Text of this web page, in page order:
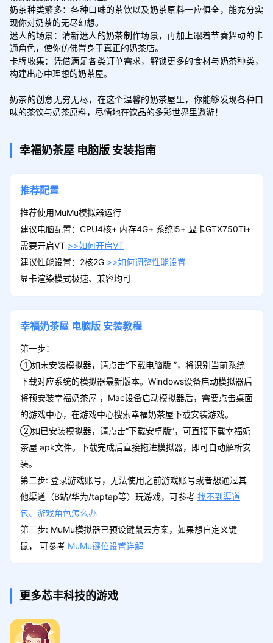
奶茶种类繁多：各种口味的茶饮以及奶茶原料一应俱全，能充分实
现你对奶茶的无尽幻想。
迷人的场景：清新迷人的奶茶制作场景，再加上跟着节奏舞动的卡
通角色，使你仿佛置身于真正的奶茶店。
卡牌收集：凭借满足各类订单需求，解锁更多的食材与奶茶种类，
构建出心中理想的奶茶屋。
奶茶的创意无穷无尽，在这个温馨的奶茶屋里，你能够发现各种口
味的茶饮与奶茶原料，尽情地在饮品的多彩世界里遨游！
幸福奶茶屋 电脑版 安装指南
推荐配置
推荐使用MuMu模拟器运行
建议电脑配置：CPU4核+ 内存4G+ 系统i5+ 显卡GTX750Ti+
需要开启VT >>如何开启VT
建议性能设置：2核2G >>如何调整性能设置
显卡渲染模式极速、兼容均可
幸福奶茶屋 电脑版 安装教程
第一步：
①如未安装模拟器，请点击“下载电脑版 ”，将识别当前系统
下载对应系统的模拟器最新版本。Windows设备启动模拟器后
将预安装幸福奶茶屋 ，Mac设备启动模拟器后，需要点击桌面
的游戏中心，在游戏中心搜索幸福奶茶屋下载安装游戏。
②如已安装模拟器，请点击“下载安卓版”，可直接下载幸福奶
茶屋 apk文件。下载完成后直接拖进模拟器，即可自动解析安
装。
第二步: 登录游戏账号，无法使用之前游戏账号或者想通过其
他渠道（B站/华为/taptap等）玩游戏，可参考 找不到渠道
包、游戏角色怎么办
第三步: MuMu模拟器已预设键鼠云方案，如果想自定义键
鼠， 可参考 MuMu键位设置详解
更多芯丰科技的游戏